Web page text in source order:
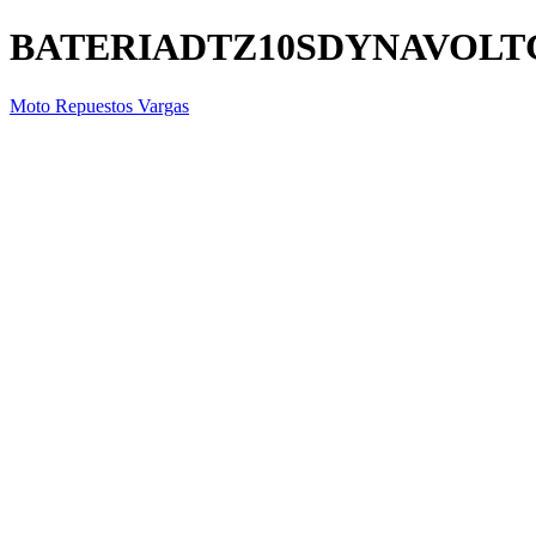
Moto Repuestos Vargas